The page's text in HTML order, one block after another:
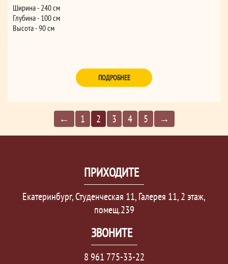
Ширина - 240 см
Глубина - 100 см
Высота - 90 см
ПОДРОБНЕЕ
← 1 2 3 4 5 →
ПРИХОДИТЕ
Екатеринбург, Студенческая 11, Галерея 11, 2 этаж,
помещ.239
ЗВОНИТЕ
8 961 775-33-22